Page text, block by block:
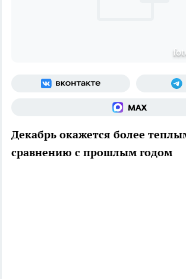
Декабрь окажется более
сравнению с прошлым годом